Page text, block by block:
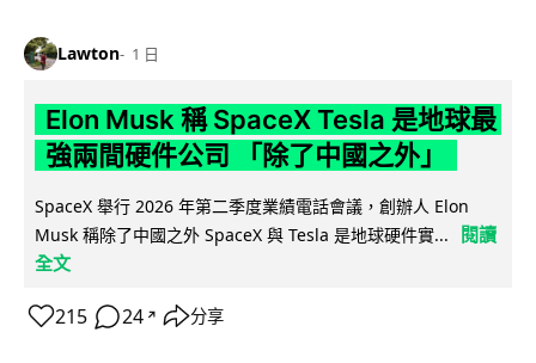
Lawton 1 日
Elon Musk 稱 SpaceX Tesla 是地球最
強兩間硬件公司 「除了中國之外」
SpaceX 舉行 2026 年第二季度業績電話會議，創辦人 Elon
Musk 稱除了中國之外 SpaceX 與 Tesla 是地球硬件實...
閱讀
全文
215 24 ↗ 分享